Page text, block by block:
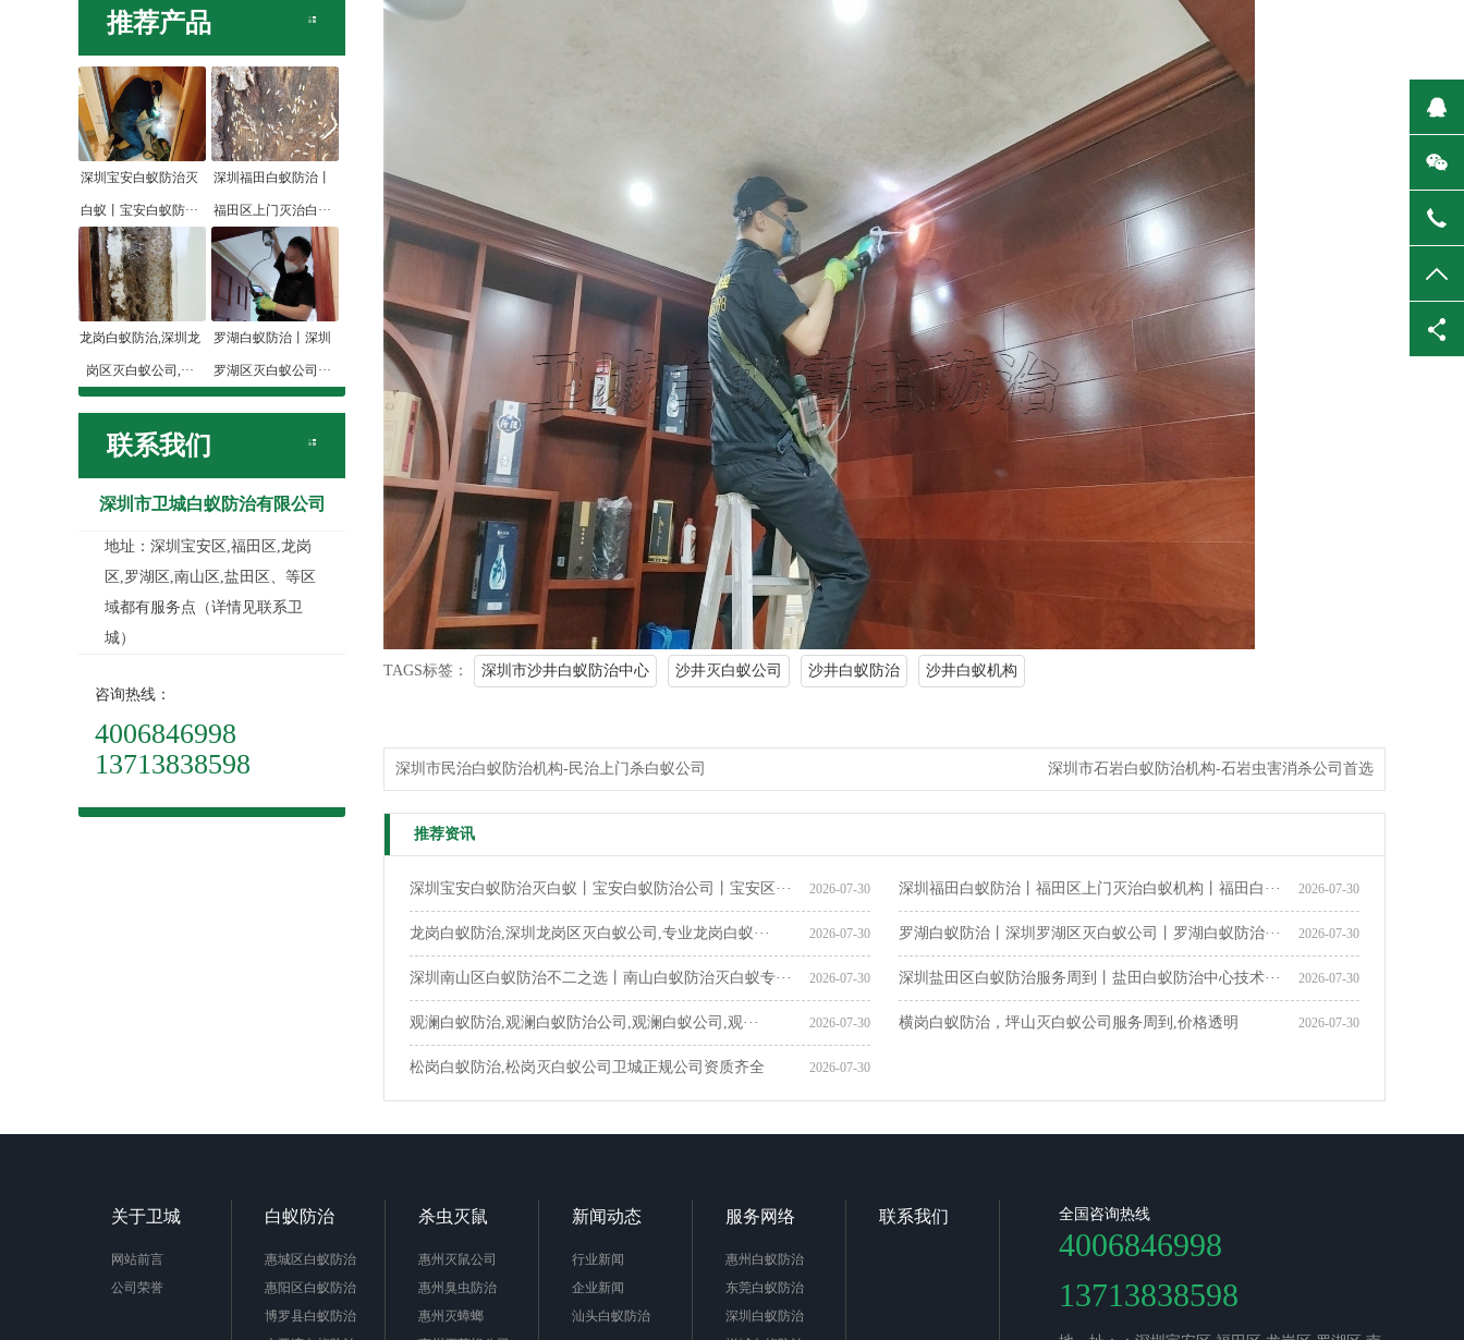
推荐产品
深圳宝安白蚁防治灭
白蚁丨宝安白蚁防···
深圳福田白蚁防治丨
福田区上门灭治白···
龙岗白蚁防治,深圳龙
岗区灭白蚁公司,···
罗湖白蚁防治丨深圳
罗湖区灭白蚁公司···
联系我们
深圳市卫城白蚁防治有限公司
地址：深圳宝安区,福田区,龙岗
区,罗湖区,南山区,盐田区、等区
域都有服务点（详情见联系卫
城）
咨询热线：
4006846998
13713838598
TAGS标签： 深圳市沙井白蚁防治中心 沙井灭白蚁公司 沙井白蚁防治 沙井白蚁机构
深圳市民治白蚁防治机构-民治上门杀白蚁公司 深圳市石岩白蚁防治机构-石岩虫害消杀公司首选
推荐资讯
2026-07-30
深圳宝安白蚁防治灭白蚁丨宝安白蚁防治公司丨宝安区··· 2026-07-30
深圳福田白蚁防治丨福田区上门灭治白蚁机构丨福田白···
2026-07-30
龙岗白蚁防治,深圳龙岗区灭白蚁公司,专业龙岗白蚁··· 2026-07-30
罗湖白蚁防治丨深圳罗湖区灭白蚁公司丨罗湖白蚁防治···
2026-07-30
深圳南山区白蚁防治不二之选丨南山白蚁防治灭白蚁专··· 2026-07-30
深圳盐田区白蚁防治服务周到丨盐田白蚁防治中心技术···
2026-07-30
观澜白蚁防治,观澜白蚁防治公司,观澜白蚁公司,观··· 2026-07-30
横岗白蚁防治，坪山灭白蚁公司服务周到,价格透明
2026-07-30
松岗白蚁防治,松岗灭白蚁公司卫城正规公司资质齐全
关于卫城
网站前言
公司荣誉
白蚁防治
惠城区白蚁防治
惠阳区白蚁防治
博罗县白蚁防治
杀虫灭鼠
惠州灭鼠公司
惠州臭虫防治
惠州灭蟑螂
新闻动态
行业新闻
企业新闻
汕头白蚁防治
服务网络
惠州白蚁防治
东莞白蚁防治
深圳白蚁防治
联系我们 全国咨询热线
4006846998
13713838598
在
微